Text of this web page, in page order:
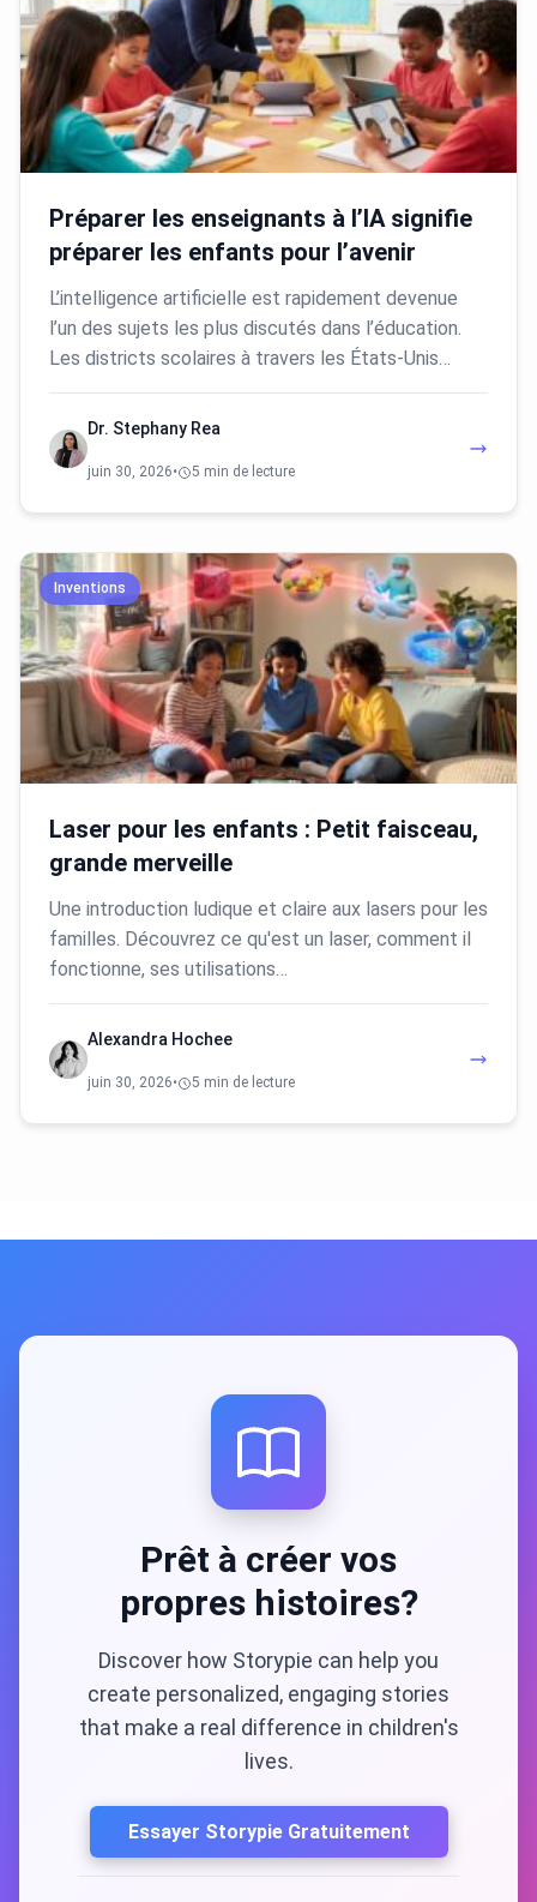
Préparer les enseignants à l’IA signifie
préparer les enfants pour l’avenir
L’intelligence artificielle est rapidement devenue
l’un des sujets les plus discutés dans l’éducation.
Les districts scolaires à travers les États-Unis…
Dr. Stephany Rea
juin 30, 2026• 5 min de lecture
Inventions
Laser pour les enfants : Petit faisceau,
grande merveille
Une introduction ludique et claire aux lasers pour les
familles. Découvrez ce qu'est un laser, comment il
fonctionne, ses utilisations…
Alexandra Hochee
juin 30, 2026• 5 min de lecture
Prêt à créer vos
propres histoires?
Discover how Storypie can help you
create personalized, engaging stories
that make a real difference in children's
lives.
Essayer Storypie Gratuitement